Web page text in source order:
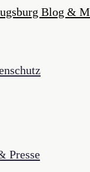
Presse